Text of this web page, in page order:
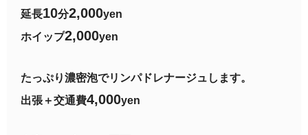
延長10分2,000yen
ホイップ2,000yen
たっぷり濃密泡でリンパドレナージュします。
出張＋交通費4,000yen